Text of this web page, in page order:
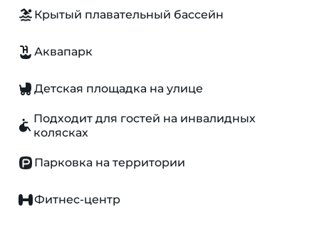
Крытый плавательный бассейн
Аквапарк
Детская площадка на улице
Подходит для гостей на инвалидных
колясках
Парковка на территории
Фитнес-центр